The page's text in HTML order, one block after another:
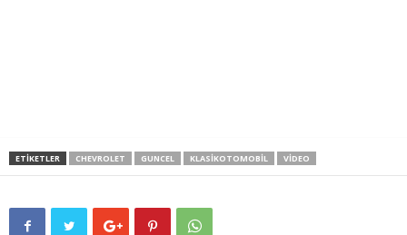
ETIKETLER CHEVROLET GUNCEL KLASIKOTOMOBIL VIDEO